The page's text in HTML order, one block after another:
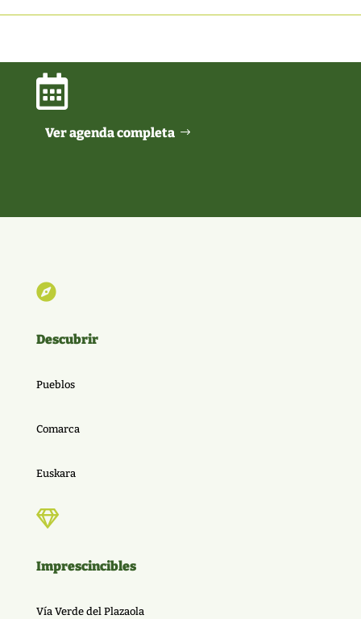

Ver agenda completa

Descubrir
Pueblos
Comarca
Euskara

Imprescincibles
Vía Verde del Plazaola